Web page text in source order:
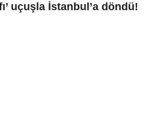
uçuşla İstanbul’a döndü!